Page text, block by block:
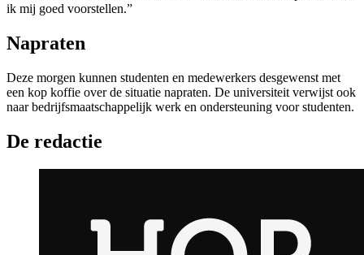
ik mij goed voorstellen.”
Napraten
Deze morgen kunnen studenten en medewerkers desgewenst met
een kop koffie over de situatie napraten. De universiteit verwijst ook
naar bedrijfsmaatschappelijk werk en ondersteuning voor studenten.
De redactie